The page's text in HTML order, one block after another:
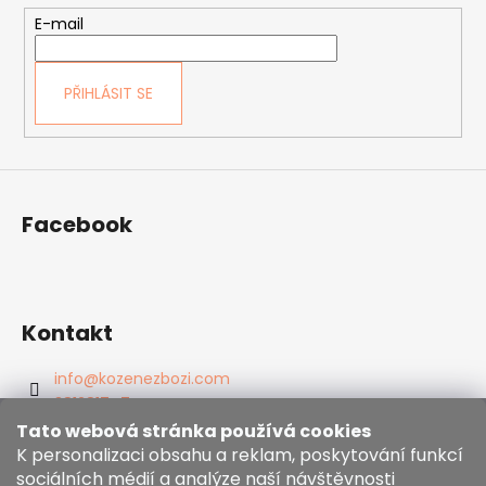
Tato webová stránka používá cookies
K personalizaci obsahu a reklam, poskytování funkcí
sociálních médií a analýze naší návštěvnosti
E-mail
PŘIHLÁSIT SE
Facebook
Kontakt
info@kozenezbozi.com
381281747
603225633
https://www.facebook.com/kozenezbozi/